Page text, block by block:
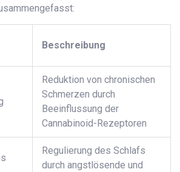
Beschreibung
Reduktion von chronischen
Schmerzen durch
Beeinflussung der
Cannabinoid-Rezeptoren
Regulierung des Schlafs
durch angstlösende und